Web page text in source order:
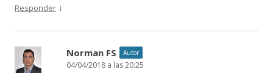
Responder ↓
Norman FS Autor
04/04/2018 a las 20:25